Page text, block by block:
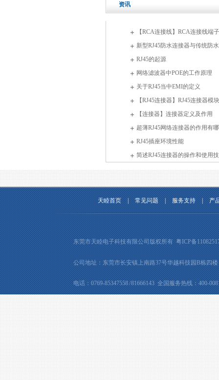
资讯
【RCA连接线】RCA连接线端
范围新型RJ45防水连接器与传统防
RJ45的起源
网络滤波器中POE的工作原理
关于RJ45当中EMI的定义
【RJ45连接器】RJ45连接器模
【连接器】连接器定义及作用
超薄RJ45网络连接器的作用有
RJ45插座环境性能
简述RJ45连接器的操作和使用
天睦首页 | 常见问题 | 服务支持 | 产
东莞市天睦电子科技有限公司版权所有粤ICP备
公司地址：东莞市长安镇上南路37号华越科技园B栋四
电话：0769-85347558 / 81666143 全国服务热线：400-